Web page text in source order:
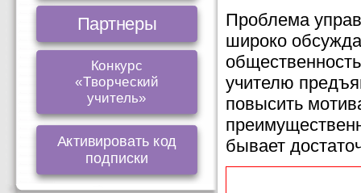
Проблема
широко
учителю
повысить
бывает
Партнеры
Конкурс
«Творческий
учитель»
Активировать код
подписки